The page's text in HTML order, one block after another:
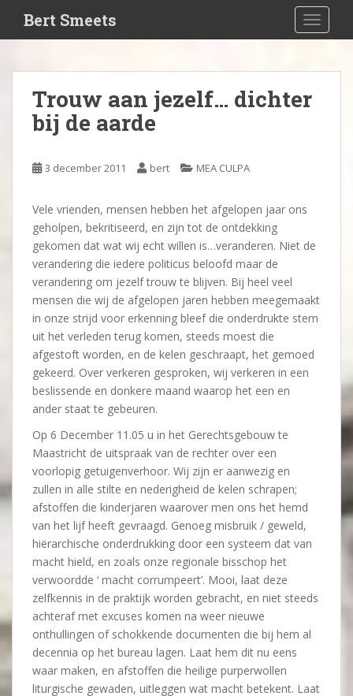
i
Bert Smeets
Trouw aan jezelf… dichter
bij de aarde
3 december 2011 bert MEA CULPA
Vele vrienden, mensen hebben het afgelopen jaar ons
geholpen, bekritiseerd, en zijn tot de ontdekking
gekomen dat wat wij echt willen is…veranderen. Niet de
verandering die iedere politicus beloofd maar de
verandering om jezelf trouw te blijven. Bij heel veel
mensen die wij de afgelopen jaren hebben meegemaakt
in onze strijd voor erkenning bleef die onderdrukte stem
uit het verleden terug komen, steeds moest die
afgestoft worden, en de kelen geschraapt, het gemoed
gekeerd. Over verkeren gesproken, wij verkeren in een
beslissende en donkere maand waarop het een en
ander staat te gebeuren.
Op 6 December 11.05 u in het Gerechtsgebouw te
Maastricht de uitspraak van de rechter over een
voorlopig getuigenverhoor. Wij zijn er aanwezig en
zullen in alle stilte en nederigheid de kelen schrapen;
afstoffen die kinderjaren waarover men ons het hemd
van het lijf heeft gevraagd. Genoeg misbruik / geweld,
hiërarchische onderdrukking door een systeem dat van
macht hield, en zoals onze regionale bisschop het
verwoordde ‘ macht corrumpeert’. Mooi, laat deze
zelfkennis in de praktijk worden gebracht, en niet steeds
achteraf met excuses komen na weer nieuwe
onthullingen of schokkende documenten die bij hem al
decennia op het bureau lagen. Laat hem dit nu eens
waar maken, en afstoffen die heilige purperwollen
liturgische gewaden, uitleggen wat macht betekent. Laat